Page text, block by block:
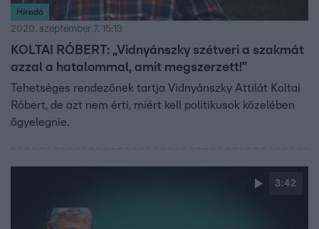
Híradó
2020. szeptember 7. 15:13
KOLTAI RÓBERT: „Vidnyánszky szétveri a szakmát
azzal a hatalommal, amit megszerzett!”
Tehetséges rendezőnek tartja Vidnyánszky Attilát Koltai
Róbert, de azt nem érti, miért kell politikusok közelében
őgyelegnie.
3:42